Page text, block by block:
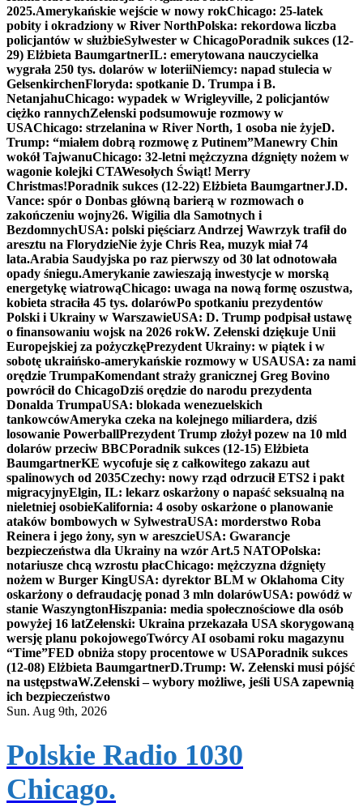
2025.Amerykańskie wejście w nowy rokChicago: 25-latek
pobity i okradziony w River NorthPolska: rekordowa liczba
policjantów w służbieSylwester w ChicagoPoradnik sukces (12-
29) Elżbieta BaumgartnerIL: emerytowana nauczycielka
wygrała 250 tys. dolarów w loteriiNiemcy: napad stulecia w
GelsenkirchenFloryda: spotkanie D. Trumpa i B.
NetanjahuChicago: wypadek w Wrigleyville, 2 policjantów
ciężko rannychZełenski podsumowuje rozmowy w
USAChicago: strzelanina w River North, 1 osoba nie żyjeD.
Trump: “miałem dobrą rozmowę z Putinem”Manewry Chin
wokół TajwanuChicago: 32-letni mężczyzna dźgnięty nożem w
wagonie kolejki CTAWesołych Świąt! Merry
Christmas!Poradnik sukces (12-22) Elżbieta BaumgartnerJ.D.
Vance: spór o Donbas główną barierą w rozmowach o
zakończeniu wojny26. Wigilia dla Samotnych i
BezdomnychUSA: polski pięściarz Andrzej Wawrzyk trafił do
aresztu na FlorydzieNie żyje Chris Rea, muzyk miał 74
lata.Arabia Saudyjska po raz pierwszy od 30 lat odnotowała
opady śniegu.Amerykanie zawieszają inwestycje w morską
energetykę wiatrowąChicago: uwaga na nową formę oszustwa,
kobieta straciła 45 tys. dolarówPo spotkaniu prezydentów
Polski i Ukrainy w WarszawieUSA: D. Trump podpisał ustawę
o finansowaniu wojsk na 2026 rokW. Zełenski dziękuje Unii
Europejskiej za pożyczkęPrezydent Ukrainy: w piątek i w
sobotę ukraińsko-amerykańskie rozmowy w USAUSA: za nami
orędzie TrumpaKomendant straży granicznej Greg Bovino
powrócił do ChicagoDziś orędzie do narodu prezydenta
Donalda TrumpaUSA: blokada wenezuelskich
tankowcówAmeryka czeka na kolejnego miliardera, dziś
losowanie PowerballPrezydent Trump złożył pozew na 10 mld
dolarów przeciw BBCPoradnik sukces (12-15) Elżbieta
BaumgartnerKE wycofuje się z całkowitego zakazu aut
spalinowych od 2035Czechy: nowy rząd odrzucił ETS2 i pakt
migracyjnyElgin, IL: lekarz oskarżony o napaść seksualną na
nieletniej osobieKalifornia: 4 osoby oskarżone o planowanie
ataków bombowych w SylwestraUSA: morderstwo Roba
Reinera i jego żony, syn w areszcieUSA: Gwarancje
bezpieczeństwa dla Ukrainy na wzór Art.5 NATOPolska:
notariusze chcą wzrostu płacChicago: mężczyzna dźgnięty
nożem w Burger KingUSA: dyrektor BLM w Oklahoma City
oskarżony o defraudację ponad 3 mln dolarówUSA: powódź w
stanie WaszyngtonHiszpania: media społecznościowe dla osób
powyżej 16 latZełenski: Ukraina przekazała USA skorygowaną
wersję planu pokojowegoTwórcy AI osobami roku magazynu
“Time”FED obniża stopy procentowe w USAPoradnik sukces
(12-08) Elżbieta BaumgartnerD.Trump: W. Zełenski musi pójść
na ustępstwaW.Zełenski – wybory możliwe, jeśli USA zapewnią
ich bezpieczeństwo
Sun. Aug 9th, 2026
Polskie Radio 1030
Chicago.